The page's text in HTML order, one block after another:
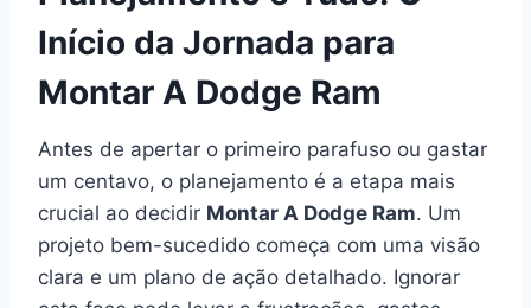
Início da Jornada para
Montar A Dodge Ram
Antes de apertar o primeiro parafuso ou gastar
um centavo, o planejamento é a etapa mais
crucial ao decidir Montar A Dodge Ram. Um
projeto bem-sucedido começa com uma visão
clara e um plano de ação detalhado. Ignorar